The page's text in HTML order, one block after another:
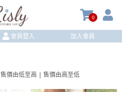
0
會員登入 加入會員
售價由低至高 售價由高至低